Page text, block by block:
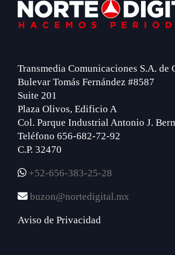
Footer
Transmedia Comunicaciones S.A. de
Bulevar Tomás Fernández #8587
Suite 201
Plaza Olivos, Edificio A
Col. Parque Industrial Antonio J.
Teléfono 656-682-72-92
C.P. 32470
+52-656-383-25-28
buzon@nortedigital.mx
Aviso de Privacidad